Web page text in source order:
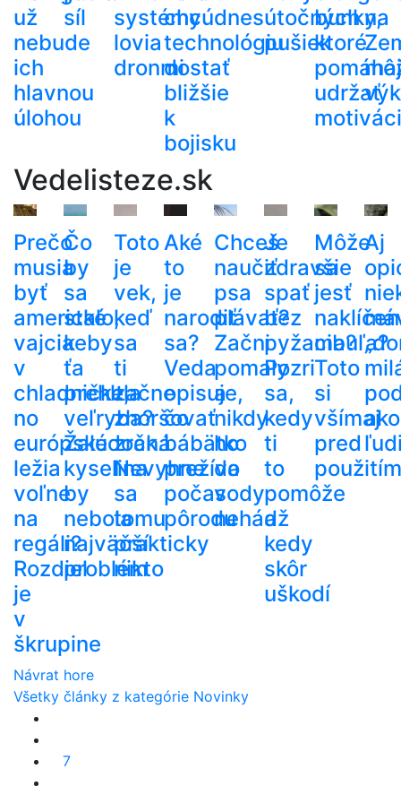
už
nebude
ich
hlavnou
úlohou
síl
systémy
lovia
dronmi
chcú
technológiu
dostať
bližšie
k
bojisku
dnesútočných
pušiek
bunky,
ktoré
udržať
na
Vedelisteze.sk
Prečo
musia
byť
americké
vajcia
v
chladničke,
no
európske
ležia
voľne
na
regáli?
Rozdiel
je
v
škrupine
Čo
by
sa
stalo,
keby
ťa
prehltla
veľryba?
Žalúdočná
kyselina
by
nebola
najväčší
problém
Toto
je
vek,
keď
sa
ti
začne
zhoršovať
zrak.
Nevyhne
sa
tomu
prakticky
nikto
Aké
to
je
narodiť
sa?
Veda
opisuje,
čo
bábätko
prežíva
počas
pôrodu
Chceš
naučiť
psa
plávať?
Začni
pomaly
a
nikdy
ho
do
vody
nehádž
Je
zdravšie
spať
bez
pyžama?
Pozri
sa,
kedy
ti
to
pomôže
a
kedy
skôr
uškodí
Môže
sa
jesť
cibuľa?
Toto
si
všímaj
pred
použitím
Aj
ako
Návrat hore
Všetky články z kategórie Novinky
7